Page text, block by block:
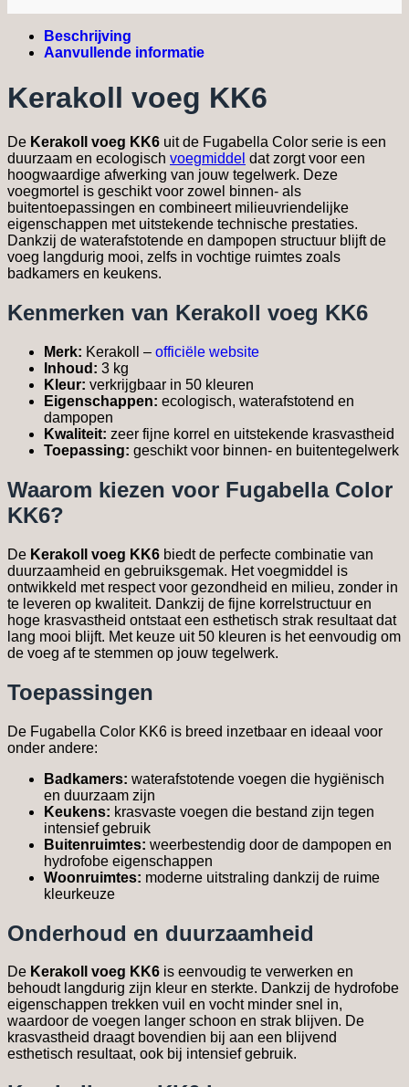
Beschrijving
Aanvullende informatie
Kerakoll voeg KK6
De Kerakoll voeg KK6 uit de Fugabella Color serie is een
duurzaam en ecologisch voegmiddel dat zorgt voor een
hoogwaardige afwerking van jouw tegelwerk. Deze
voegmortel is geschikt voor zowel binnen- als
buitentoepassingen en combineert milieuvriendelijke
eigenschappen met uitstekende technische prestaties.
Dankzij de waterafstotende en dampopen structuur blijft de
voeg langdurig mooi, zelfs in vochtige ruimtes zoals
badkamers en keukens.
Kenmerken van Kerakoll voeg KK6
Merk: Kerakoll – officiële website
Inhoud: 3 kg
Kleur: verkrijgbaar in 50 kleuren
Eigenschappen: ecologisch, waterafstotend en
dampopen
Kwaliteit: zeer fijne korrel en uitstekende krasvastheid
Toepassing: geschikt voor binnen- en buitentegelwerk
Waarom kiezen voor Fugabella Color
KK6?
De Kerakoll voeg KK6 biedt de perfecte combinatie van
duurzaamheid en gebruiksgemak. Het voegmiddel is
ontwikkeld met respect voor gezondheid en milieu, zonder in
te leveren op kwaliteit. Dankzij de fijne korrelstructuur en
hoge krasvastheid ontstaat een esthetisch strak resultaat dat
lang mooi blijft. Met keuze uit 50 kleuren is het eenvoudig om
de voeg af te stemmen op jouw tegelwerk.
Toepassingen
De Fugabella Color KK6 is breed inzetbaar en ideaal voor
onder andere:
Badkamers: waterafstotende voegen die hygiënisch
en duurzaam zijn
Keukens: krasvaste voegen die bestand zijn tegen
intensief gebruik
Buitenruimtes: weerbestendig door de dampopen en
hydrofobe eigenschappen
Woonruimtes: moderne uitstraling dankzij de ruime
kleurkeuze
Onderhoud en duurzaamheid
De Kerakoll voeg KK6 is eenvoudig te verwerken en
behoudt langdurig zijn kleur en sterkte. Dankzij de hydrofobe
eigenschappen trekken vuil en vocht minder snel in,
waardoor de voegen langer schoon en strak blijven. De
krasvastheid draagt bovendien bij aan een blijvend
esthetisch resultaat, ook bij intensief gebruik.